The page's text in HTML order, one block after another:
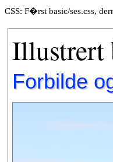
CSS: F�rst basic/ses.css,
Illustrert
Forbilde